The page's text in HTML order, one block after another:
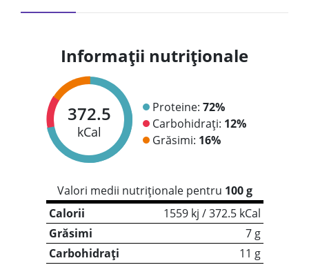
Informații nutriționale
372.5
kCal
Proteine: 72%
Carbohidrați: 12%
Grăsimi: 16%
Valori medii nutriționale pentru 100 g
Calorii
1559 kj / 372.5 kCal
Grăsimi
7 g
Carbohidrați
11 g